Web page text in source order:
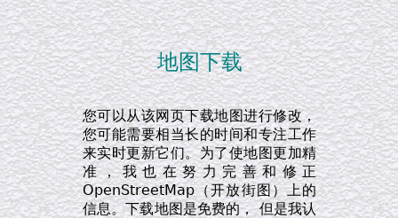
地图下载
您可以从该网页下载地图进行修改，
您可能需要相当长的时间和专注工作
来实时更新它们。为了使地图更加精
准，我也在努力完善和修正
OpenStreetMap（开放街图）上的
信息。下载地图是免费的， 但是我认